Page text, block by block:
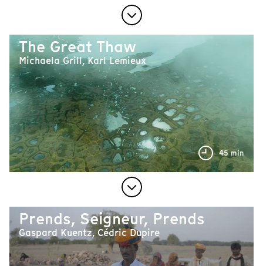
The Great Thaw
Michaela Grill, Karl Lemieux
45 min
Prends, Seigneur, Prends
Gaspard Kuentz, Cédric Dupire